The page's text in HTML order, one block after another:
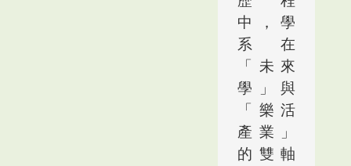
中，學
系在
「未來
學」與
「樂活
產業」
的雙軸